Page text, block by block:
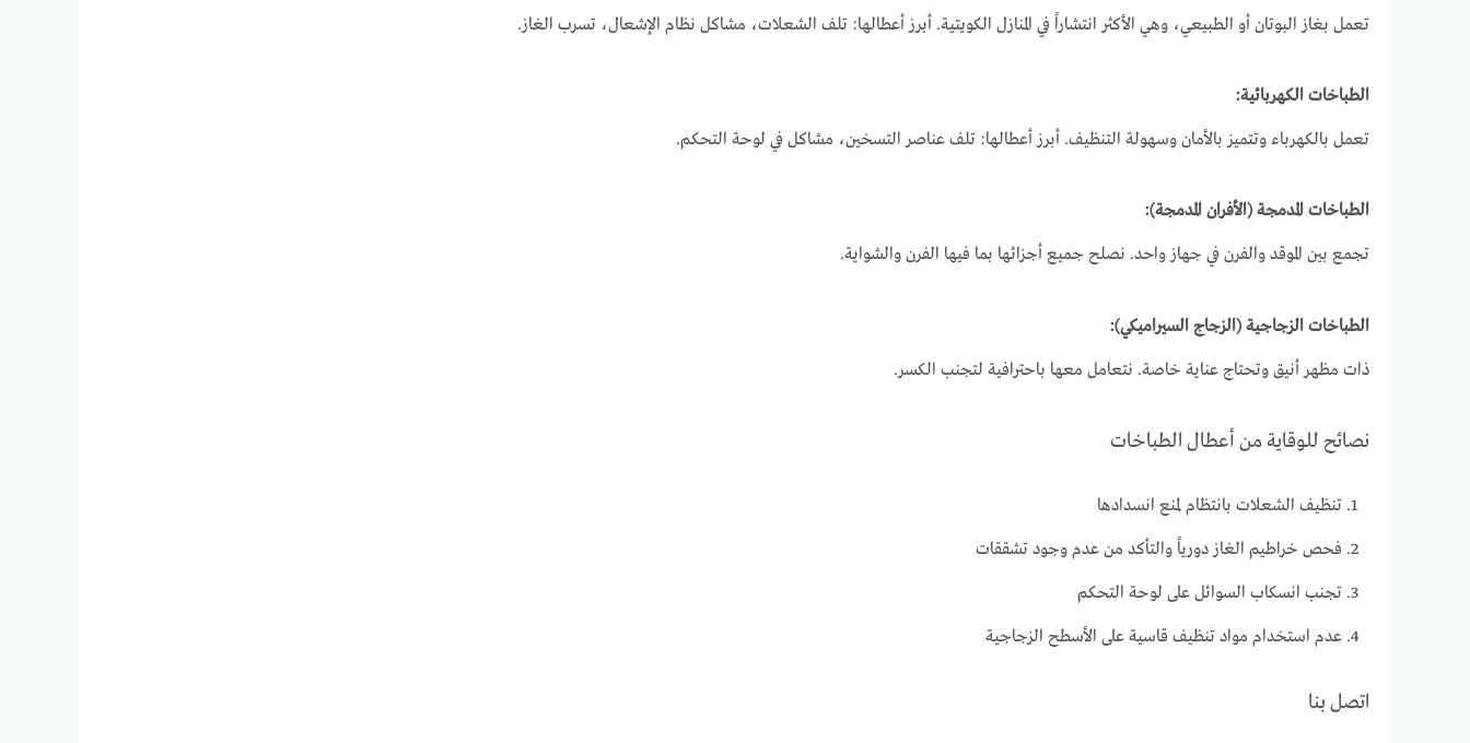
تعمل بغاز البوتان أو الطبيعي، وهي الأكثر انتشاراً في المنازل الكويتية. أبرز أعطالها: تلف الشعلات، مشاكل نظام الإشعال، تسرب الغاز.
الطباخات الكهربائية:
تعمل بالكهرباء وتتميز بالأمان وسهولة التنظيف. أبرز أعطالها: تلف عناصر التسخين، مشاكل في لوحة التحكم.
الطباخات المدمجة (الأفران المدمجة):
تجمع بين الموقد والفرن في جهاز واحد. نصلح جميع أجزائها بما فيها الفرن والشواية.
الطباخات الزجاجية (الزجاج السيراميكي):
ذات مظهر أنيق وتحتاج عناية خاصة. نتعامل معها باحترافية لتجنب الكسر.
نصائح للوقاية من أعطال الطباخات
تنظيف الشعلات بانتظام لمنع انسدادها
فحص خراطيم الغاز دورياً والتأكد من عدم وجود تشققات
تجنب انسكاب السوائل على لوحة التحكم
عدم استخدام مواد تنظيف قاسية على الأسطح الزجاجية
اتصل بنا